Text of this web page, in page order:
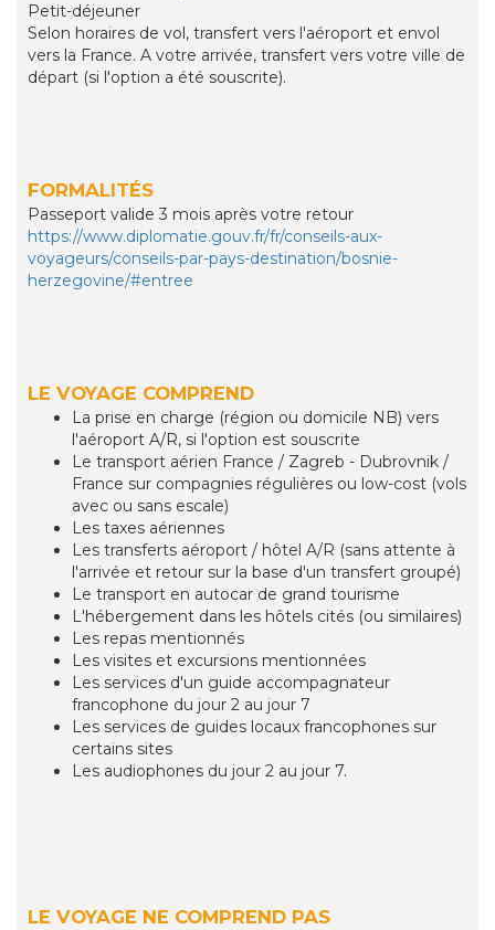
Petit-déjeuner
Selon horaires de vol, transfert vers l'aéroport et envol
vers la France. A votre arrivée, transfert vers votre ville de
départ (si l'option a été souscrite).
FORMALITÉS
Passeport valide 3 mois après votre retour
https://www.diplomatie.gouv.fr/fr/conseils-aux-
voyageurs/conseils-par-pays-destination/bosnie-
herzegovine/#entree
LE VOYAGE COMPREND
La prise en charge (région ou domicile NB) vers
l'aéroport A/R, si l'option est souscrite
Le transport aérien France / Zagreb - Dubrovnik /
France sur compagnies régulières ou low-cost (vols
avec ou sans escale)
Les taxes aériennes
Les transferts aéroport / hôtel A/R (sans attente à
l'arrivée et retour sur la base d'un transfert groupé)
Le transport en autocar de grand tourisme
L'hébergement dans les hôtels cités (ou similaires)
Les repas mentionnés
Les visites et excursions mentionnées
Les services d'un guide accompagnateur
francophone du jour 2 au jour 7
Les services de guides locaux francophones sur
certains sites
Les audiophones du jour 2 au jour 7.
LE VOYAGE NE COMPREND PAS